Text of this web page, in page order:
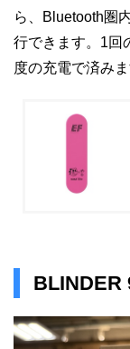
ら、Bluetooth圏
行できます。1回
度の充電で済みま
BLINDER